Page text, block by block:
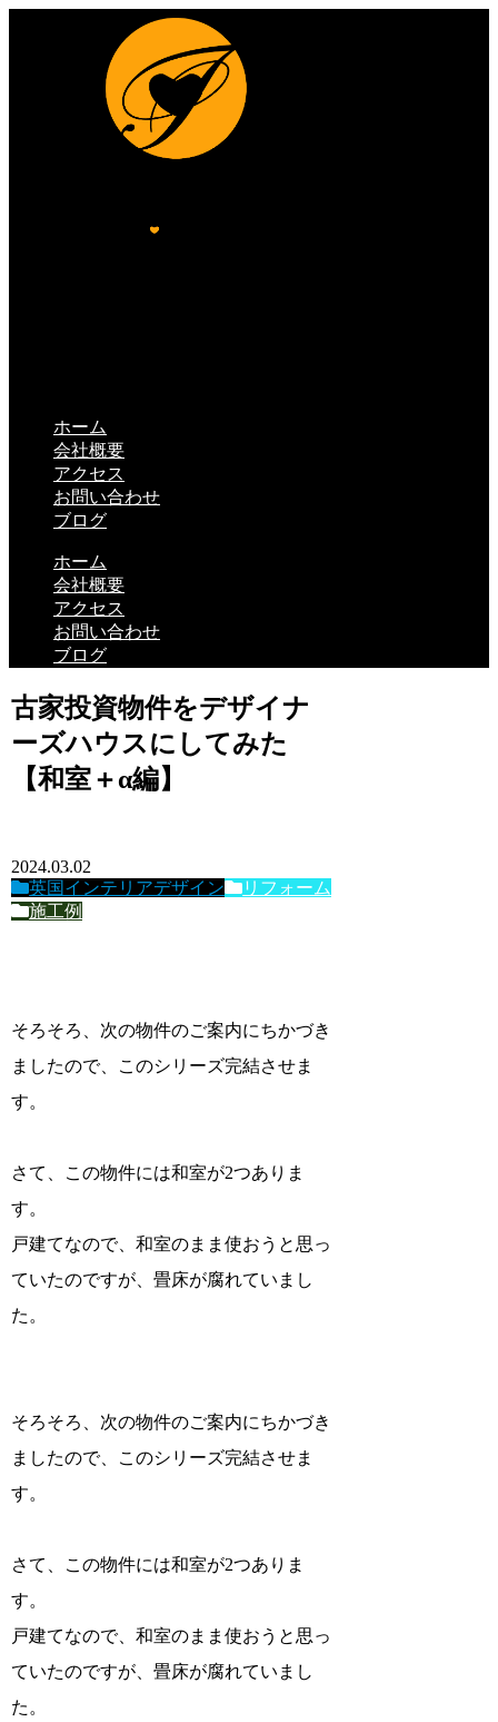
ホーム
会社概要
アクセス
お問い合わせ
ブログ
ホーム
会社概要
アクセス
お問い合わせ
ブログ
古家投資物件をデザイナ
ーズハウスにしてみた
【和室＋α編】
2024.03.02
英国インテリアデザイン
リフォーム
施工例
そろそろ、次の物件のご案内にちかづき
ましたので、このシリーズ完結させま
す。
さて、この物件には和室が2つありま
す。
戸建てなので、和室のまま使おうと思っ
ていたのですが、畳床が腐れていまし
た。
そろそろ、次の物件のご案内にちかづき
ましたので、このシリーズ完結させま
す。
さて、この物件には和室が2つありま
す。
戸建てなので、和室のまま使おうと思っ
ていたのですが、畳床が腐れていまし
た。